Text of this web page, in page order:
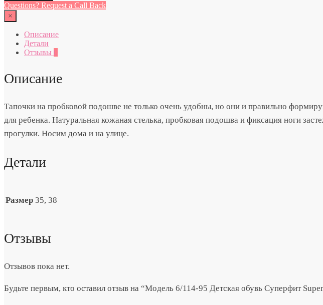
Questions? Request a Call Back
×
Описание
Детали
Отзывы 0
Описание
Тапочки на пробковой подошве не только очень удобны, но они и правильно
для ребенка. Натуральная кожаная стелька, пробковая подошва и фиксация ноги
прогулки. Носим дома и на улице.
Детали
Размер 35, 38
Отзывы
Отзывов пока нет.
Будьте первым, кто оставил отзыв на “Модель 6/114-95 Детская обувь Суперфит